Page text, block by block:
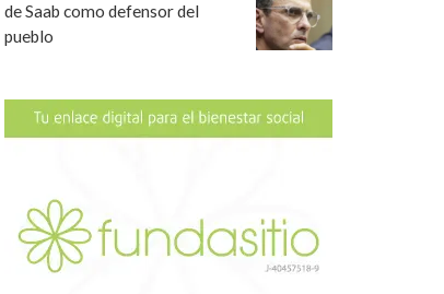
de Saab como defensor del
pueblo